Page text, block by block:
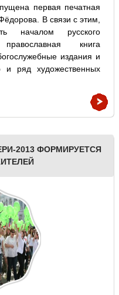
первая печатная
В связи с этим,
началом русского
книга
издания и
и ряд художественных
2013 ФОРМИРУЕТСЯ